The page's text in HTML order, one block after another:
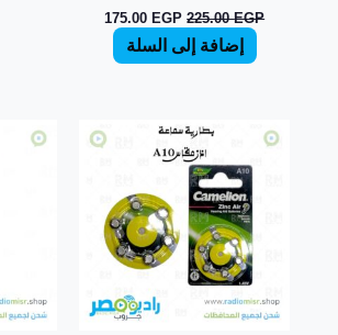
225.00EGP
175.00 EGP
إضافة إلى السلة